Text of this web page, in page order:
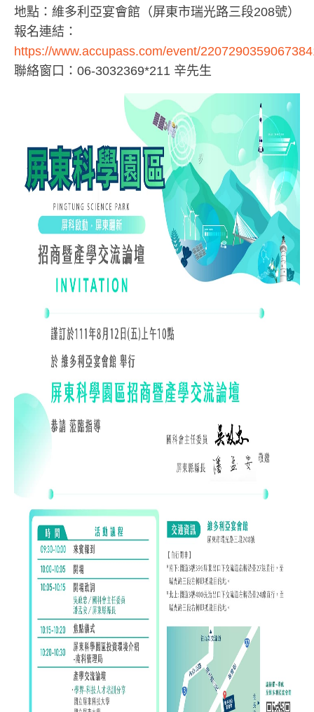
地點：維多利亞宴會館（屏東市瑞光路三段208號）
報名連結：
https://www.accupass.com/event/
聯絡窗口：06-3032369*211 辛先生